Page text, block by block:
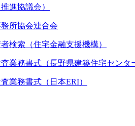
進協議会）
所協会連合会
検索（住宅金融支援機構）
業務書式（長野県建築住宅センタ
業務書式（日本ERI）